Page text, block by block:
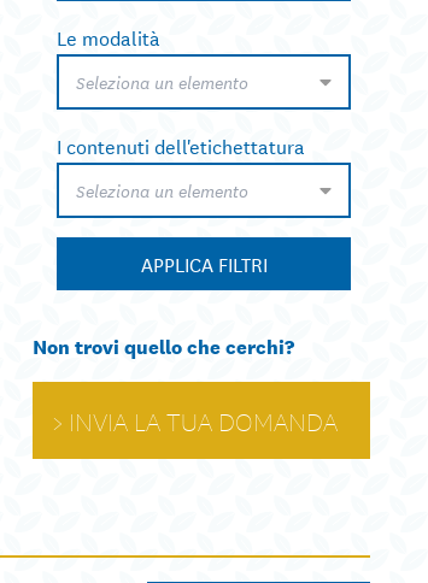
Le modalità
Seleziona un elemento
I contenuti dell'etichettatura
Seleziona un elemento
APPLICA FILTRI
Non trovi quello che cerchi?
INVIA LA TUA DOMANDA